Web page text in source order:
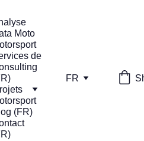
Moto
de
(FR)
FR